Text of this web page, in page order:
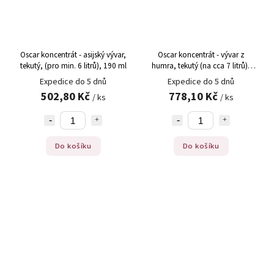
Oscar koncentrát - asijský vývar,
tekutý, (pro min. 6 litrů), 190 ml
Expedice do 5 dnů
502,80 Kč / ks
Do košíku
Oscar koncentrát - vývar z
humra, tekutý (na cca 7 litrů),
200 ml
Expedice do 5 dnů
778,10 Kč / ks
Do košíku